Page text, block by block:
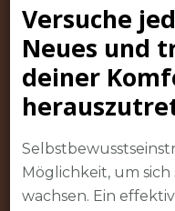
Versuche
Neues und
deiner
Möglichkeit, um
wachsen. Ein